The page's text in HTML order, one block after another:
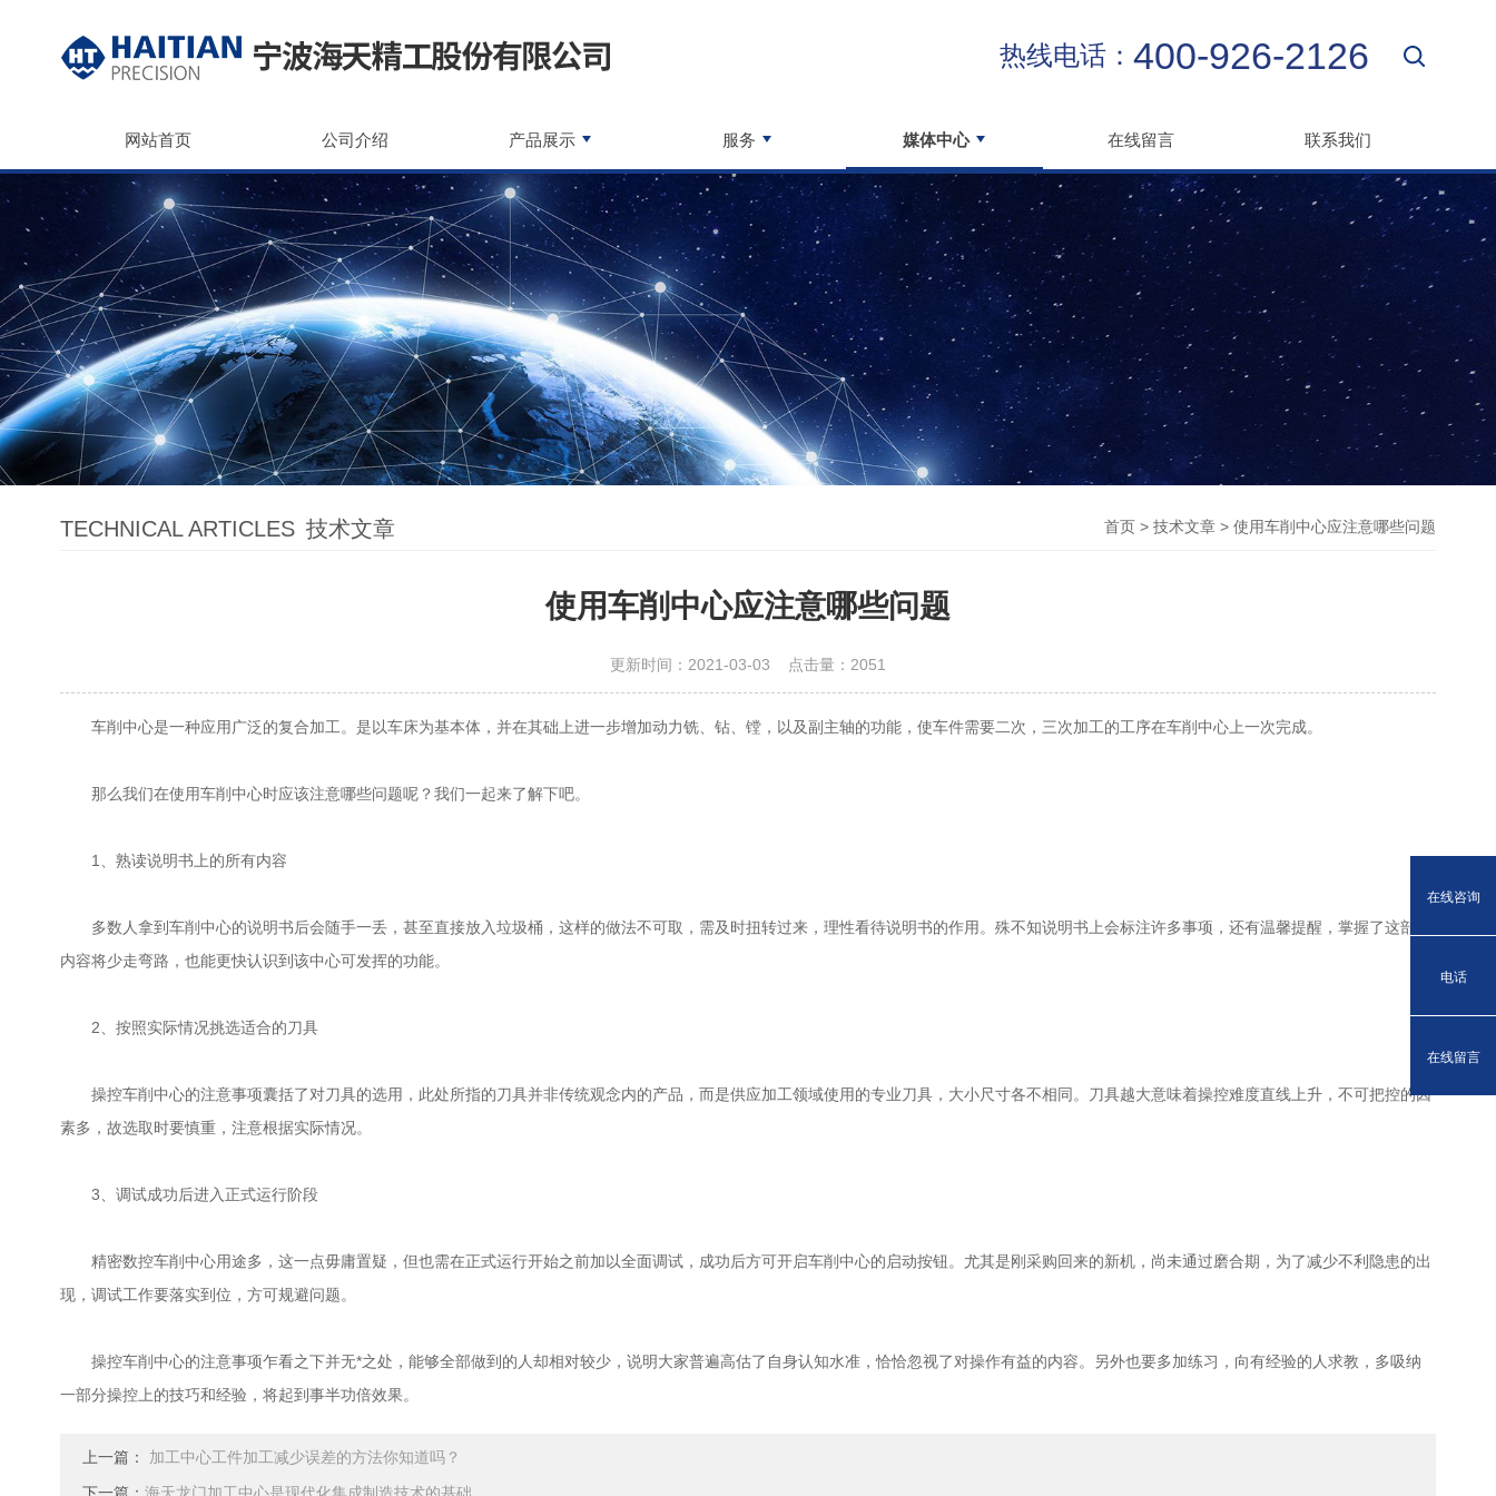
热线电话：400-926-2126
网站首页 公司介绍 产品展示 服务 媒体中心 在线留言 联系我们
TECHNICAL ARTICLES 技术文章 首页 >技术文章 > 使用车削中心应注意哪些问题
使用车削中心应注意哪些问题
更新时间：2021-03-03 点击量： 2051
车削中心是一种应用广泛的复合加工。是以车床为基本体，并在其础上进一步增加动力铣、钻、镗，以及副主轴的功能，使车件需要二次，三次加工的工序在车削中心上一次完成。
那么我们在使用车削中心时应该注意哪些问题呢？我们一起来了解下吧。
1、熟读说明书上的所有内容
多数人拿到车削中心的说明书后会随手一丢，甚至直接放入垃圾桶，这样的做法不可取，需及时扭转过来，理性看待说明书的作用。殊不知说明书上会标注许多事项，还有温馨提醒，掌握了这部分
内容将少走弯路，也能更快认识到该中心可发挥的功能。
2、按照实际情况挑选适合的刀具
操控车削中心的注意事项囊括了对刀具的选用，此处所指的刀具并非传统观念内的产品，而是供应加工领域使用的专业刀具，大小尺寸各不相同。刀具越大意味着操控难度直线上升，不可把控的因
素多，故选取时要慎重，注意根据实际情况。
3、调试成功后进入正式运行阶段
精密数控车削中心用途多，这一点毋庸置疑，但也需在正式运行开始之前加以全面调试，成功后方可开启车削中心的启动按钮。尤其是刚采购回来的新机，尚未通过磨合期，为了减少不利隐患的出
现，调试工作要落实到位，方可规避问题。
操控车削中心的注意事项乍看之下并无*之处，能够全部做到的人却相对较少，说明大家普遍高估了自身认知水准，恰恰忽视了对操作有益的内容。另外也要多加练习，向有经验的人求教，多吸纳
一部分操控上的技巧和经验，将起到事半功倍效果。
上一篇：
加工中心工件加工减少误差的方法你知道吗？
在线咨询
电话
在线留言